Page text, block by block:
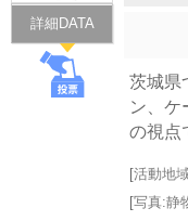
詳細DATA
茨城県
ン、ケ
の視点
[活動地
[写真:静